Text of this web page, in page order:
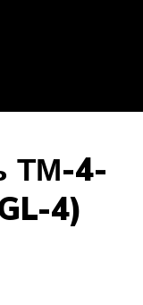
ТМ-4-
4)